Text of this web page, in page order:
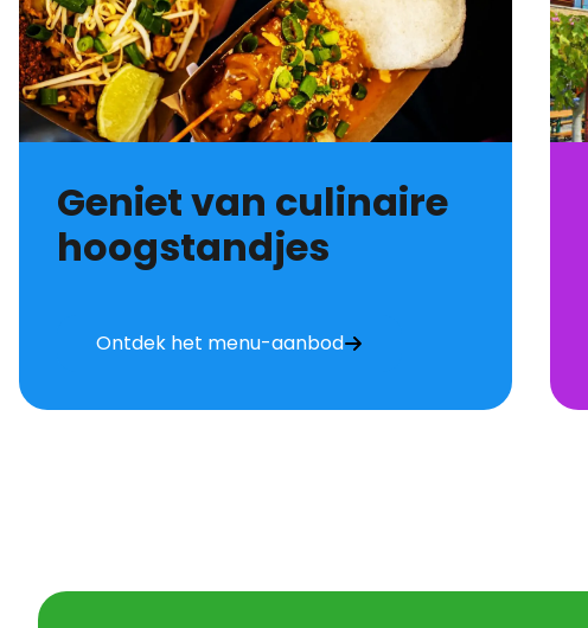
Geniet van culinaire
hoogstandjes
Ontdek het menu-aanbod